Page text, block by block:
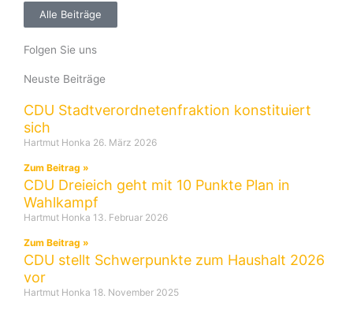
Alle Beiträge
Folgen Sie uns
Neuste Beiträge
CDU Stadtverordnetenfraktion konstituiert
sich
Hartmut Honka 26. März 2026
Zum Beitrag »
CDU Dreieich geht mit 10 Punkte Plan in
Wahlkampf
Hartmut Honka 13. Februar 2026
Zum Beitrag »
CDU stellt Schwerpunkte zum Haushalt 2026
vor
Hartmut Honka 18. November 2025